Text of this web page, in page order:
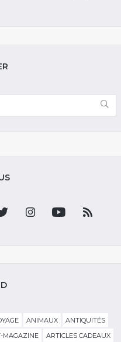
ANIMAUX
ANTIQUITÉS
MAGAZINE
ARTICLES CADEAUX